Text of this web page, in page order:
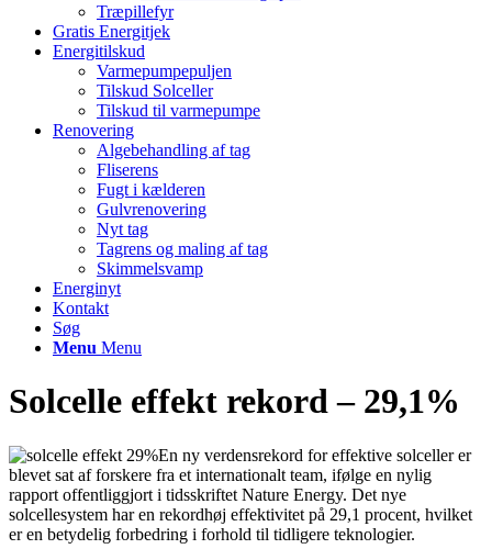
Træpillefyr
Gratis Energitjek
Energitilskud
Varmepumpepuljen
Tilskud Solceller
Tilskud til varmepumpe
Renovering
Algebehandling af tag
Fliserens
Fugt i kælderen
Gulvrenovering
Nyt tag
Tagrens og maling af tag
Skimmelsvamp
Energinyt
Kontakt
Søg
Menu Menu
Solcelle effekt rekord – 29,1%
En ny verdensrekord for effektive solceller er
blevet sat af forskere fra et internationalt team, ifølge en nylig
rapport offentliggjort i tidsskriftet Nature Energy. Det nye
solcellesystem har en rekordhøj effektivitet på 29,1 procent, hvilket
er en betydelig forbedring i forhold til tidligere teknologier.